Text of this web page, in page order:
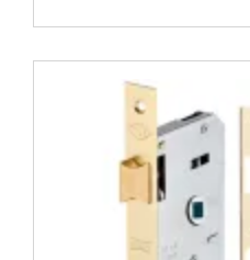
de bulunur. Bunun yanında
kapılar için özel olarak
kilit seçenekleri arasında yer
modellerinde güvenlik
silindir kullanılır. Böylelikle
olmadan kimse çoğaltıp
Silindirli Gömme Kilitlerin